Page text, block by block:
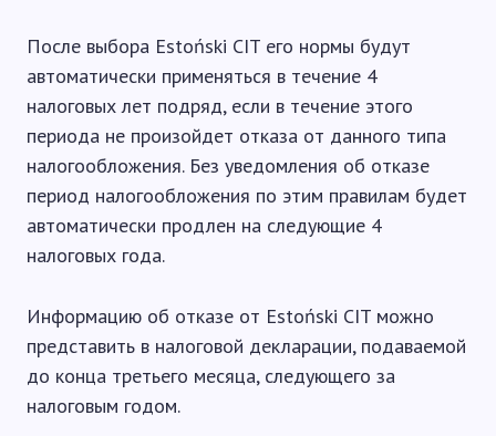
После выбора Estoński CIT его нормы будут
автоматически применяться в течение 4
налоговых лет подряд, если в течение этого
периода не произойдет отказа от данного типа
налогообложения. Без уведомления об отказе
период налогообложения по этим правилам будет
автоматически продлен на следующие 4
налоговых года.
Информацию об отказе от Estoński CIT можно
представить в налоговой декларации, подаваемой
до конца третьего месяца, следующего за
налоговым годом.